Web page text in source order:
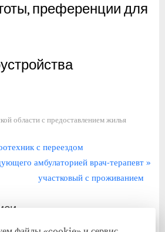
преференции для
области с предоставлением жилья
с переездом
амбулаторией врач-терапевт
участковый с проживанием